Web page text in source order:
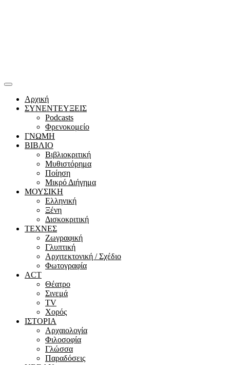
Αρχική
ΣΥΝΕΝΤΕΥΞΕΙΣ
Podcasts
Φρενοκομείο
ΓΝΩΜΗ
ΒΙΒΛΙΟ
Βιβλιοκριτική
Μυθιστόρημα
Ποίηση
Μικρό Διήγημα
ΜΟΥΣΙΚΗ
Ελληνική
Ξένη
Δισκοκριτική
ΤΕΧΝΕΣ
Ζωγραφική
Γλυπτική
Αρχιτεκτονική / Σχέδιο
Φωτογραφία
ACT
Θέατρο
Σινεμά
ΤV
Χορός
ΙΣΤΟΡΙΑ
Αρχαιολογία
Φιλοσοφία
Γλώσσα
Παραδόσεις